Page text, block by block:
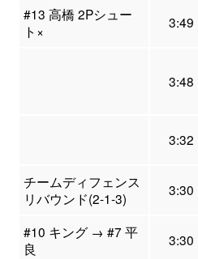
#13 高橋 2Pシュー
ト×
3:49
3:48
3:32
チームディフェンス
リバウンド(2-1-3)
3:30
#10 キング → #7 平
良
3:30